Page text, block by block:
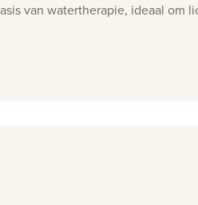
van watertherapie, ideaal om